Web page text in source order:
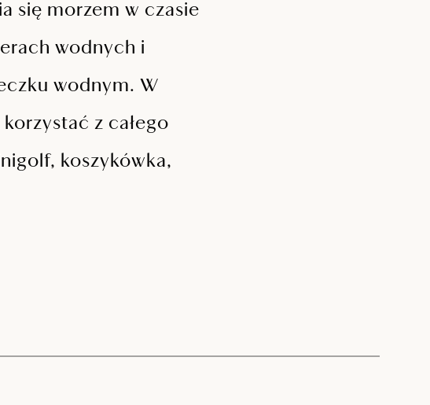
się morzem w czasie
wodnych i
wodnym. W
z całego
koszykówka,